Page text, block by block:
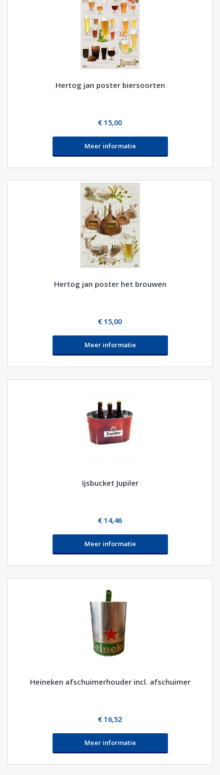
Hertog jan poster biersoorten
€ 15,00
Meer informatie
Hertog jan poster het brouwen
€ 15,00
Meer informatie
Ijsbucket Jupiler
€ 14,46
Meer informatie
Heineken afschuimerhouder incl. afschuimer
€ 16,52
Meer informatie